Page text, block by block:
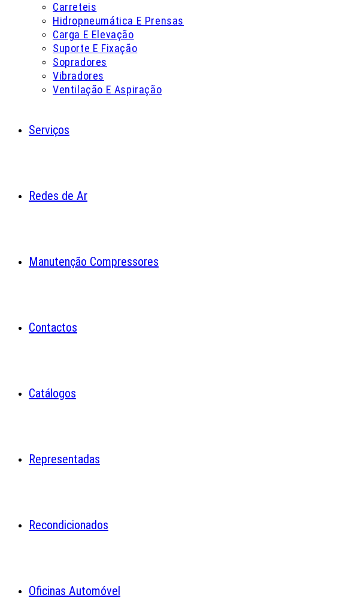
Carreteis
Hidropneumática E Prensas
Carga E Elevação
Suporte E Fixação
Sopradores
Vibradores
Ventilação E Aspiração
Serviços
Redes de Ar
Manutenção Compressores
Contactos
Catálogos
Representadas
Recondicionados
Oficinas Automóvel